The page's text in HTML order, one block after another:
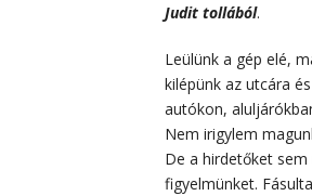
Judit tollából.
Leülünk a gép elé,
kilépünk az utcára
autókon,
Nem irigylem
De a hirdetőket
figyelmünket.